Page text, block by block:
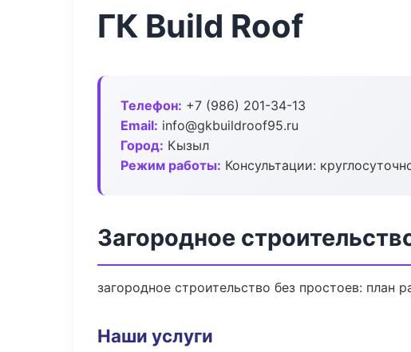
ГК Build Roof
Телефон: +7 (986) 201-34-13
Email: info@gkbuildroof95.ru
Город: Кызыл
Режим работы: Консультации:
Загородное
загородное строительство без простоев: план
Наши услуги